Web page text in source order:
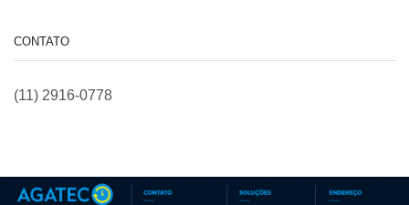
CONTATO
(11) 2916-0778